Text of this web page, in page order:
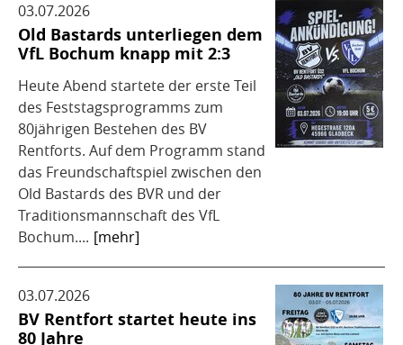
03.07.2026
Old Bastards unterliegen dem
VfL Bochum knapp mit 2:3
Heute Abend startete der erste Teil
des Feststagsprogramms zum
80jährigen Bestehen des BV
Rentforts. Auf dem Programm stand
das Freundschaftspiel zwischen den
Old Bastards des BVR und der
Traditionsmannschaft des VfL
Bochum.... [mehr]
03.07.2026
BV Rentfort startet heute ins
80 Jahre